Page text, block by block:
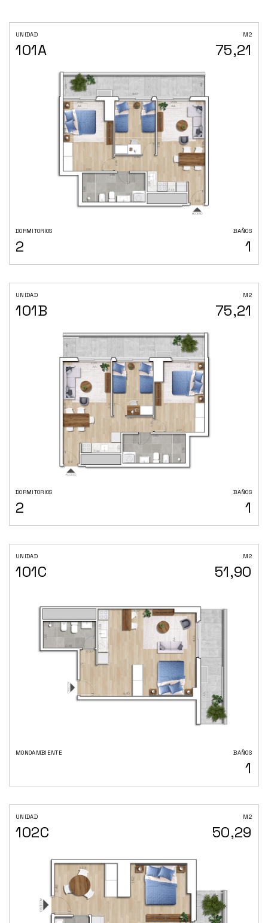
UNIDAD
101A
M2
75,21
DORMITORIOS
2
BAÑOS
1
UNIDAD
101B
M2
75,21
DORMITORIOS
2
BAÑOS
1
UNIDAD
101C
M2
51,90
MONOAMBIENTE BAÑOS
1
UNIDAD
102C
M2
50,29